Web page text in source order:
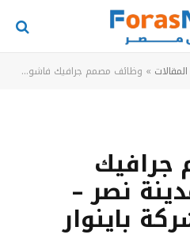
» وظائف مصمم جرافيك فاشون في مدينة نصر – فرصة عمل بشركة باينوار
نصر –
باينوار